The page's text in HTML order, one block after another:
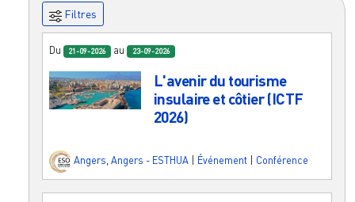
Filtres
Du 21-09-2026 au 23-09-2026
L'avenir du tourisme
insulaire et côtier (ICTF
2026)
Angers Angers - ESTHUA Événement Conférence